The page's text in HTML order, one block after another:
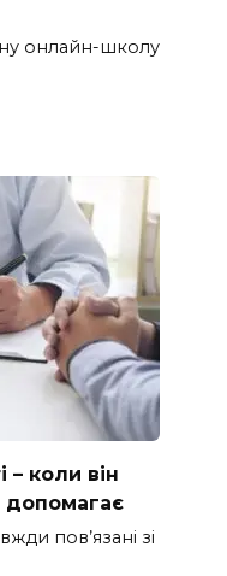
онлайн-школу
– коли він
допомагає
пов’язані зі